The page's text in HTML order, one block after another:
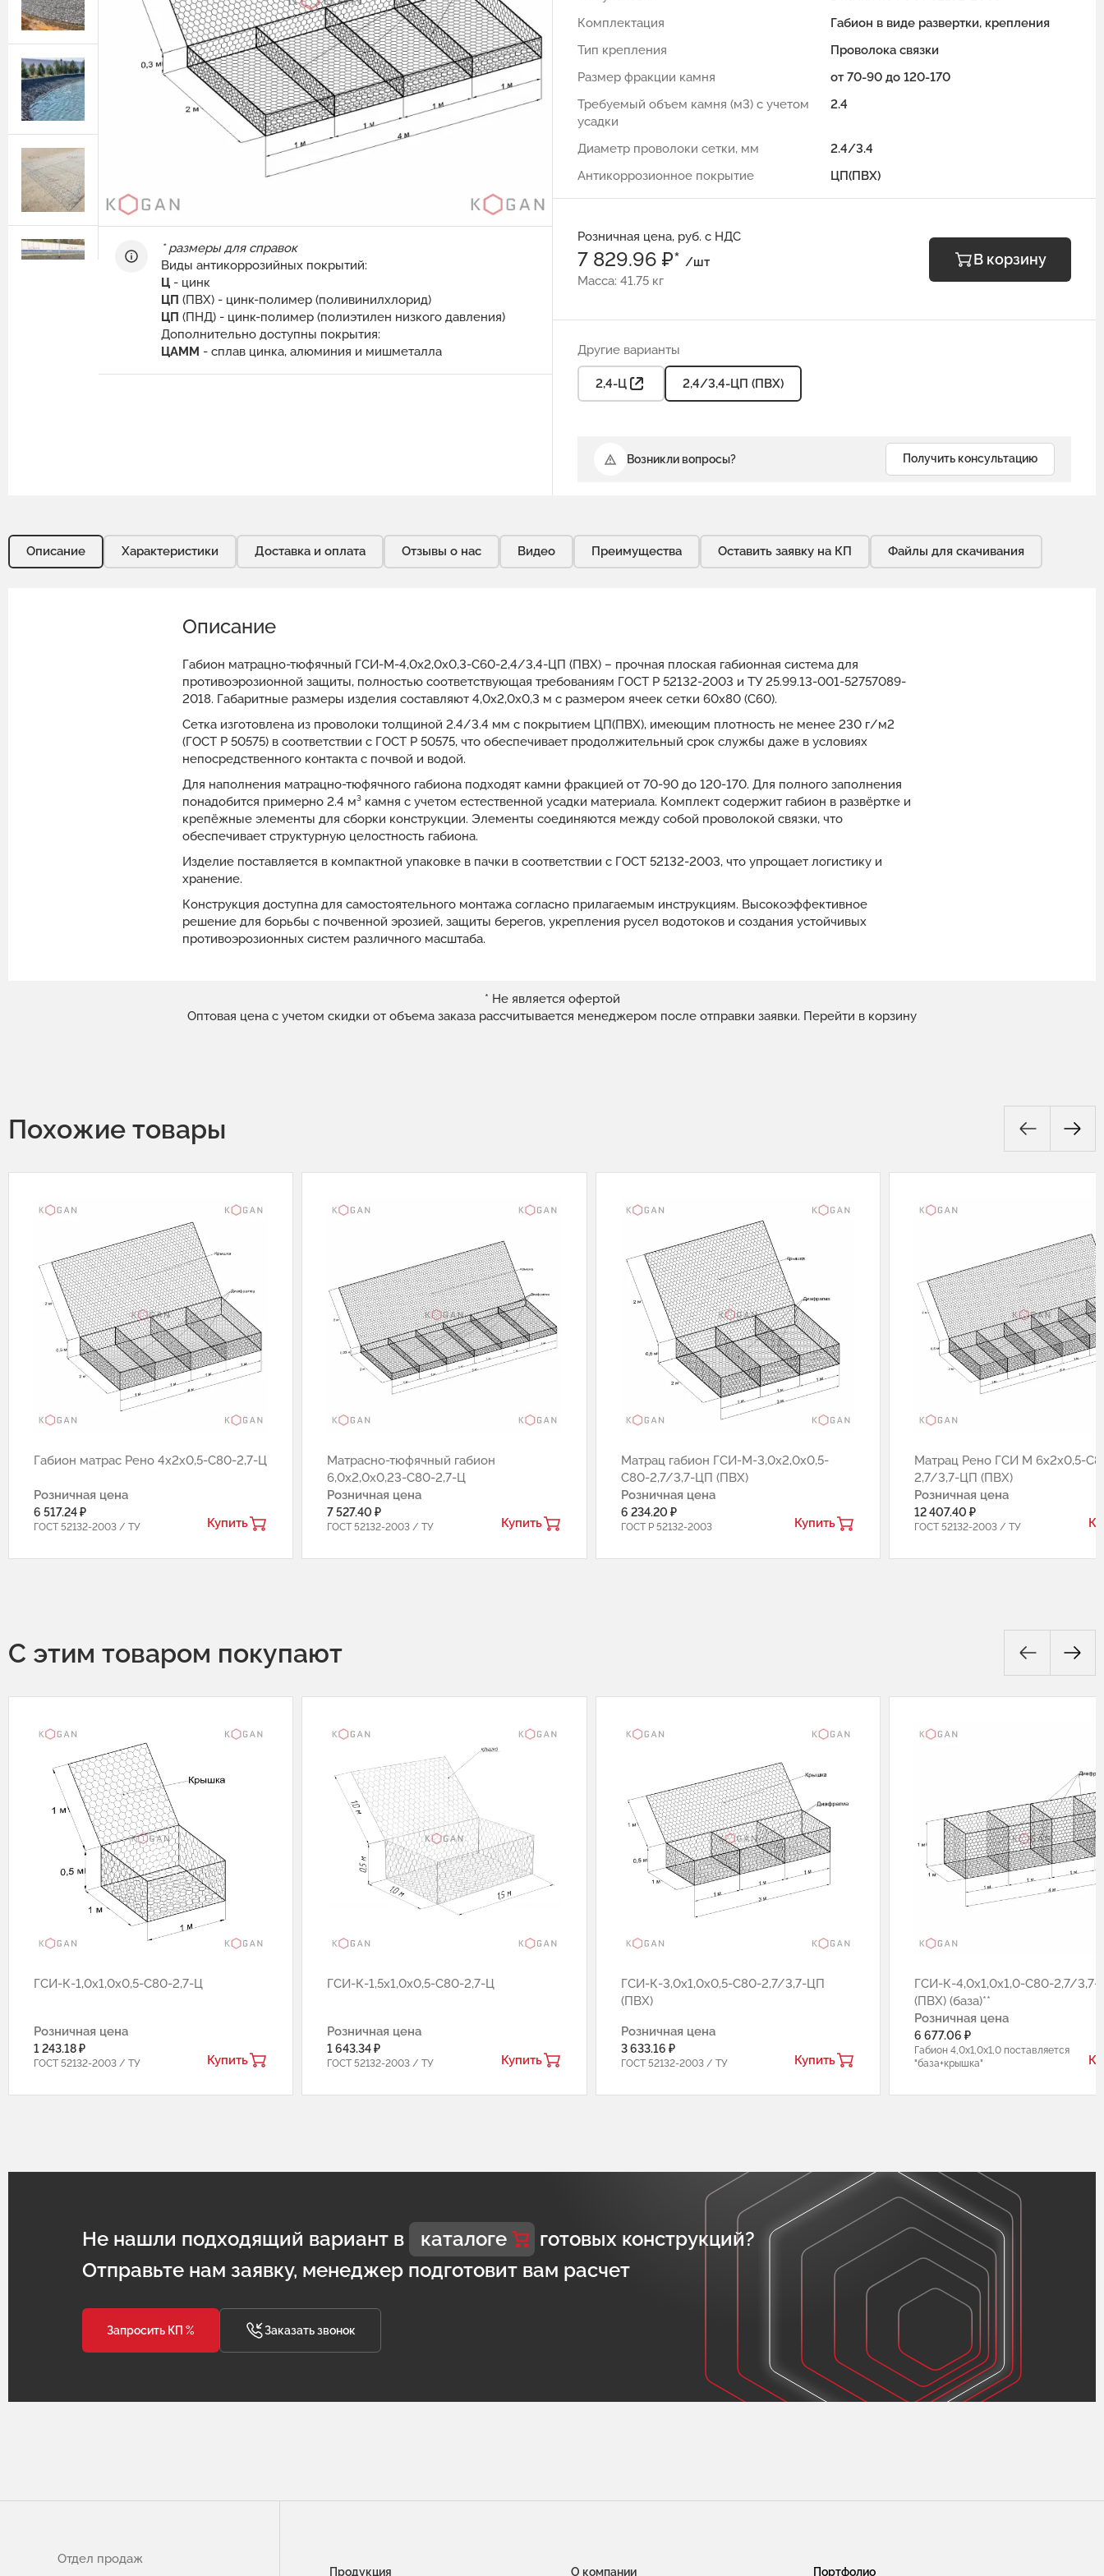
Защитные ограждения из сварной
сетки
Сетка двойного кручения для
габионов
Сетка сварная оцинкованная в картах
Геоматы РЕКОН-М
Геоматериалы
Инструмент и комплектующие для
габионов
Геотехнические расчёты
Программный комплекс GEO5
Природный камень для габионов
Эрклёз для габионов
* размеры для справок
Виды антикоррозийных покрытий:
Ц - цинк
ЦП (ПВХ) - цинк-полимер (поливинилхлорид)
ЦП (ПНД) - цинк-полимер (полиэтилен низкого давления)
Дополнительно доступны покрытия:
ЦАММ - сплав цинка, алюминия и мишметалла
Комплектация
Габион в виде развертки, крепления
Тип крепления
Проволока связки
Размер фракции камня
от 70-90 до 120-170
Требуемый объем камня (м3) с учетом
усадки
2.4
Диаметр проволоки сетки, мм
2.4/3.4
Антикоррозионное покрытие
ЦП(ПВХ)
Розничная цена, руб. с НДС
7 829.96 ₽* /шт
Масса: 41.75 кг
В корзину
Другие варианты
2,4-Ц 2,4/3,4-ЦП (ПВХ)
Возникли вопросы? Получить консультацию
Описание Характеристики Доставка и оплата Отзывы о нас Видео Преимущества Оставить заявку на КП Файлы для скачивания
Описание
Габион матрацно-тюфячный ГCИ-М-4,0х2,0х0,3-С60-2,4/3,4-ЦП (ПВХ) – прочная плоская габионная система для
противоэрозионной защиты, полностью соответствующая требованиям ГОСТ Р 52132-2003 и ТУ 25.99.13-001-52757089-
2018. Габаритные размеры изделия составляют 4,0х2,0х0,3 м с размером ячеек сетки 60х80 (С60).
Сетка изготовлена из проволоки толщиной 2.4/3.4 мм с покрытием ЦП(ПВХ), имеющим плотность не менее 230 г/м2
(ГОСТ Р 50575) в соответствии с ГОСТ Р 50575, что обеспечивает продолжительный срок службы даже в условиях
непосредственного контакта с почвой и водой.
Для наполнения матрацно-тюфячного габиона подходят камни фракцией от 70-90 до 120-170. Для полного заполнения
понадобится примерно 2.4 м³ камня с учетом естественной усадки материала. Комплект содержит габион в развёртке и
крепёжные элементы для сборки конструкции. Элементы соединяются между собой проволокой связки, что
обеспечивает структурную целостность габиона.
Изделие поставляется в компактной упаковке в пачки в соответствии с ГОСТ 52132-2003, что упрощает логистику и
хранение.
Конструкция доступна для самостоятельного монтажа согласно прилагаемым инструкциям. Высокоэффективное
решение для борьбы с почвенной эрозией, защиты берегов, укрепления русел водотоков и создания устойчивых
противоэрозионных систем различного масштаба.
* Не является офертой
Оптовая цена с учетом скидки от объема заказа рассчитывается менеджером после отправки заявки. Перейти в корзину
Похожие товары
Габион матрас Рено 4х2х0,5-С80-2,7-Ц
Розничная цена
6 517.24 ₽
ГОСТ 52132-2003 / ТУ Купить
Матрасно-тюфячный габион
6,0х2,0х0,23-С80-2,7-Ц
Розничная цена
7 527.40 ₽
ГОСТ 52132-2003 / ТУ Купить
Матрац габион ГCИ-М-3,0х2,0х0,5-
С80-2,7/3,7-ЦП (ПВХ)
Розничная цена
6 234.20 ₽
ГОСТ Р 52132-2003 Купить
Матрац Рено ГСИ М 6х2х0,5-
2,7/3,7-ЦП (ПВХ)
Розничная цена
12 407.40 ₽
ГОСТ 52132-2003 / ТУ
С этим товаром покупают
ГCИ-К-1,0х1,0х0,5-С80-2,7-Ц
Розничная цена
1 243.18 ₽
ГОСТ 52132-2003 / ТУ Купить
ГCИ-К-1,5х1,0х0,5-С80-2,7-Ц
Розничная цена
1 643.34 ₽
ГОСТ 52132-2003 / ТУ Купить
ГCИ-К-3,0х1,0х0,5-С80-2,7/3,7-ЦП
(ПВХ)
Розничная цена
3 633.16 ₽
ГОСТ 52132-2003 / ТУ Купить
ГCИ-К-4,0х1,0х1,0-С80-2,7/
(ПВХ) (база)**
Розничная цена
6 677.06 ₽
Габион 4,0х1,0х1,0 поставляется
"база+крышка"
Не нашли подходящий вариант в каталоге
готовых конструкций?
Отправьте нам заявку, менеджер подготовит вам расчет
Запросить КП % Заказать звонок
Отдел продаж
Продукция О компании Портфолио